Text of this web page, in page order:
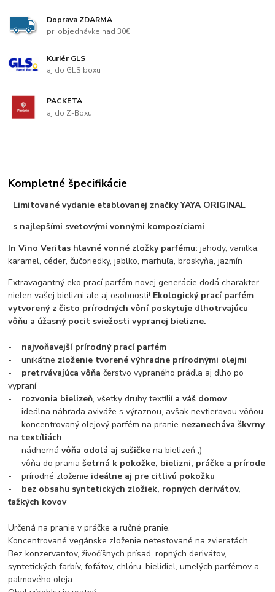
Doprava ZDARMA
pri objednávke nad 30€
Kuriér GLS
aj do GLS boxu
PACKETA
aj do Z-Boxu
Kompletné špecifikácie
Limitované vydanie etablovanej značky YAYA ORIGINAL
s najlepšími svetovými vonnými kompozíciami
In Vino Veritas hlavné vonné zložky parfému:jahody, vanilka,
karamel, céder, čučoriedky, jablko, marhuľa, broskyňa, jazmín
Extravagantný eko prací parfém novej generácie dodá charakter
nielen vašej bielizni ale aj osobnosti! Ekologický prací parfém
vytvorený z čisto prírodných vôní poskytuje dlhotrvajúcu
vôňu a úžasný pocit sviežosti vypranej bielizne.
- najvoňavejší prírodný prací parfém
- unikátne zloženie tvorené výhradne prírodnými olejmi
- pretrvávajúca vôňa čerstvo vypraného prádla aj dlho po
vypraní
- rozvonia bielizeň, všetky druhy textíliía váš domov
- ideálna náhrada aviváže s výraznou, avšak nevtieravou vôňou
- koncentrovaný olejový parfém na pranie nezanecháva škvrny
na textíliách
- nádhernávôňa odolá aj sušičke na bielizeň ;)
- vôňa do prania šetrná k pokožke, bielizni, práčke a prírode
- prírodné zloženie ideálne aj pre citlivú pokožku
- bez obsahu syntetických zložiek, ropných derivátov,
ťažkých kovov
Určená na pranie v práčke a ručné pranie.
Koncentrované vegánske zloženie netestované na zvieratách.
Bez konzervantov, živočíšnych prísad, ropných derivátov,
syntetických farbív, fofátov, chlóru, bielidiel, umelých parfémov a
palmového oleja.